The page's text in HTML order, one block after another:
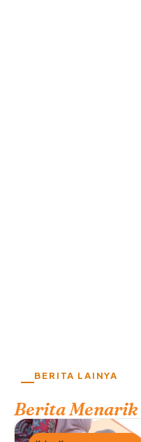
BERITA LAINYA
Berita Menarik